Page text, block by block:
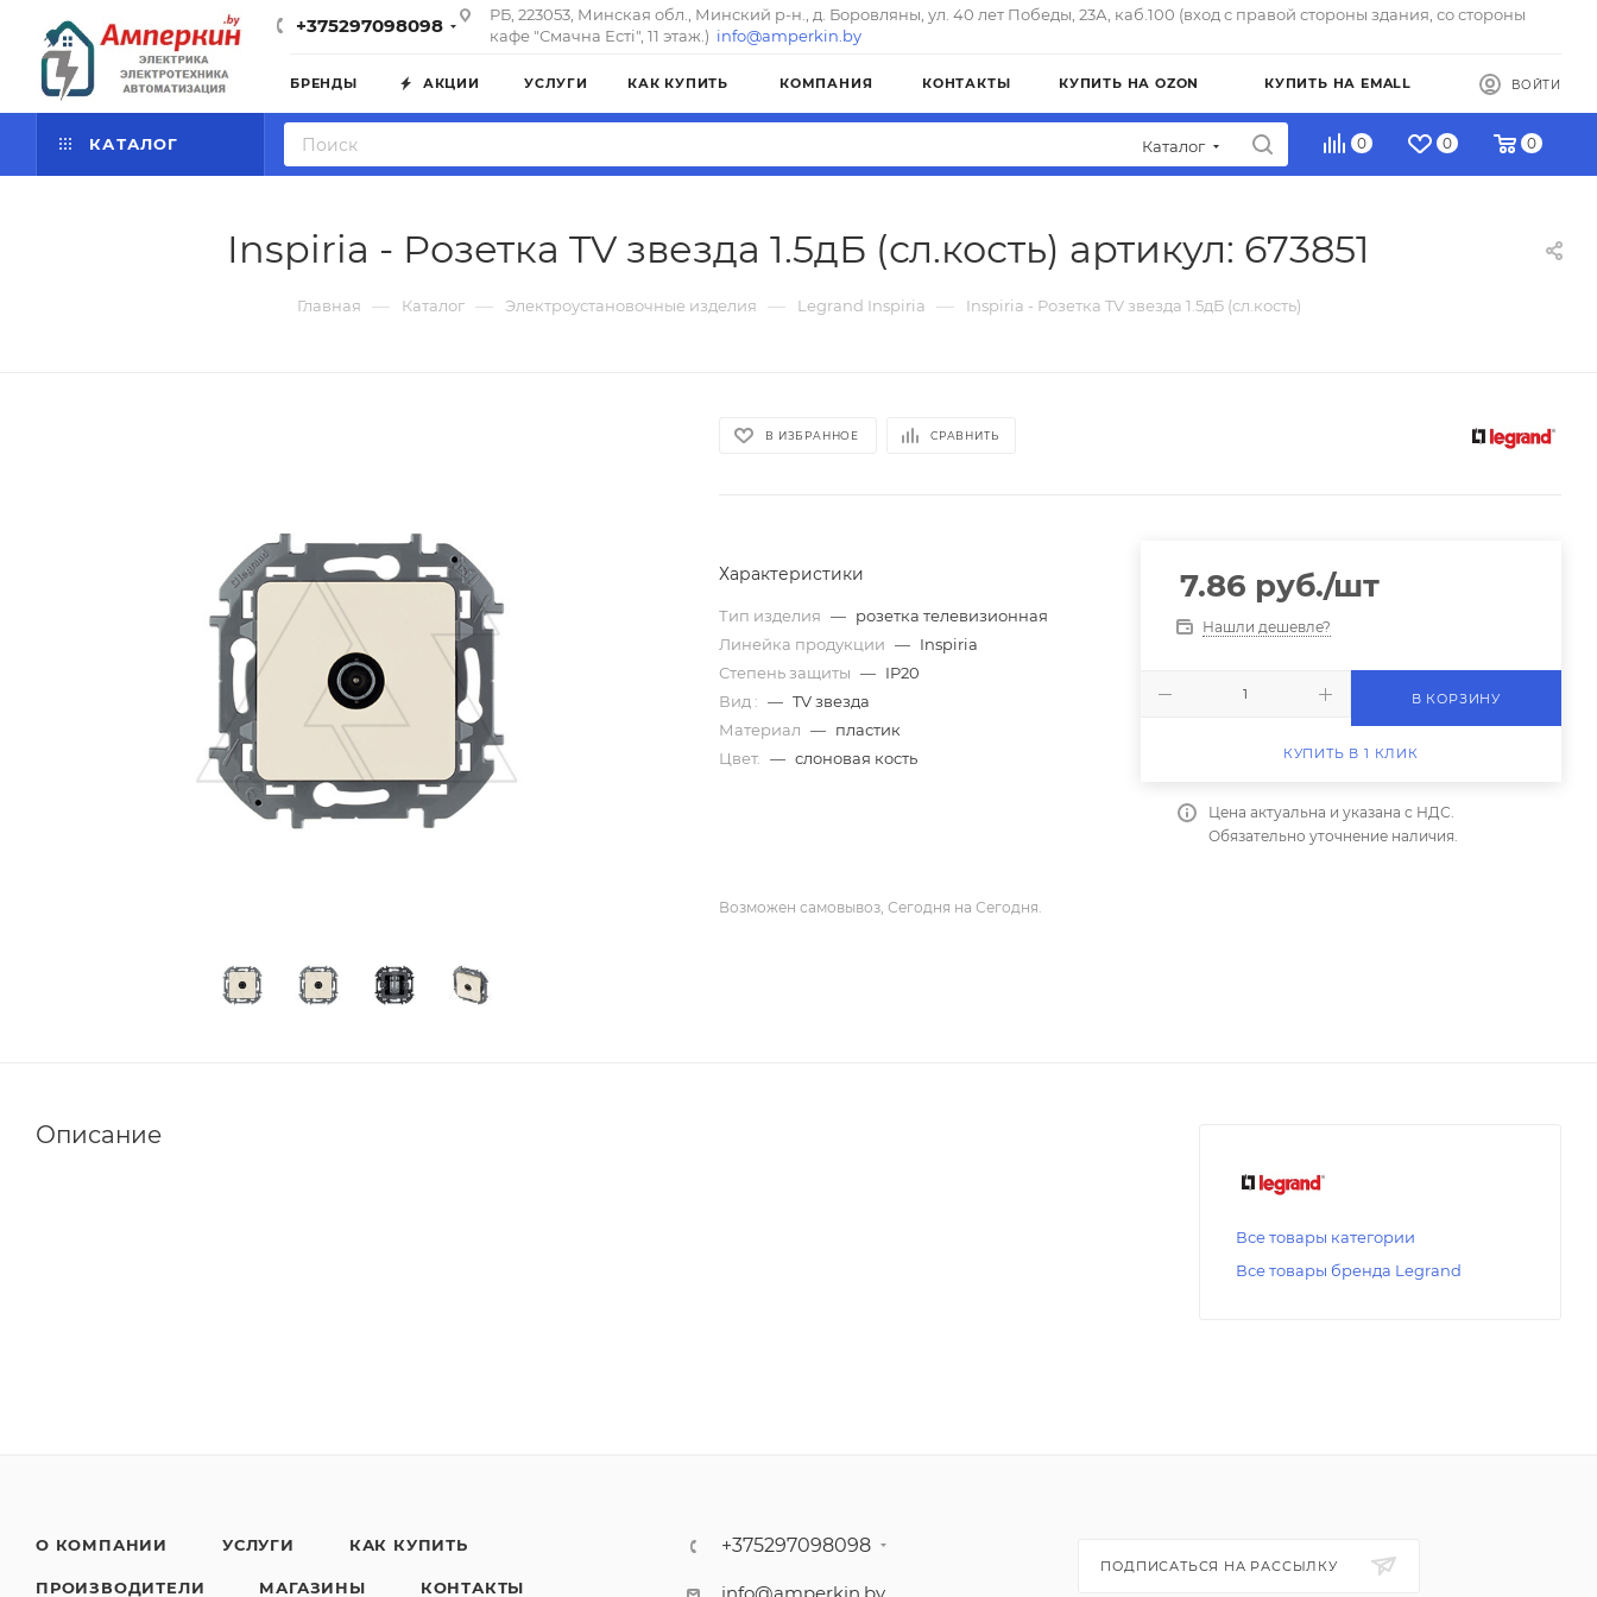
+375297098098
РБ, 223053, Минская обл., Минский р-н., д. Боровляны, ул. 40 лет Победы, 23А, каб.100 (вход с правой стороны здания, со стороны
кафе "Смачна Естi", 11 этаж.) info@amperkin.by
БРЕНДЫ АКЦИИ УСЛУГИ КАК КУПИТЬ КОМПАНИЯ КОНТАКТЫ КУПИТЬ НА OZON КУПИТЬ НА EMALL ВОЙТИ
КАТАЛОГ Каталог 0 0 0
Inspiria - Розетка TV звезда 1.5дБ (сл.кость) артикул: 673851
Главная — Каталог — Электроустановочные изделия — Legrand Inspiria — Inspiria - Розетка TV звезда 1.5дБ (сл.кость)
В ИЗБРАННОЕ СРАВНИТЬ
Характеристики
Тип изделия — розетка телевизионная
Линейка продукции — Inspiria
Степень защиты — IP20
Вид : — TV звезда
Материал — пластик
Цвет.
— слоновая кость
7.86 руб./шт
Нашли дешевле?
В КОРЗИНУ
КУПИТЬ В 1 КЛИК
Цена актуальна и указана с НДС.
Обязательно уточнение наличия.
Возможен самовывоз, Сегодня на Сегодня.
Описание
Все товары категории
Все товары бренда Legrand
О КОМПАНИИ УСЛУГИ КАК КУПИТЬ
ПРОИЗВОДИТЕЛИ МАГАЗИНЫ КОНТАКТЫ
+375297098098
ПОДПИСАТЬСЯ НА РАССЫЛКУ